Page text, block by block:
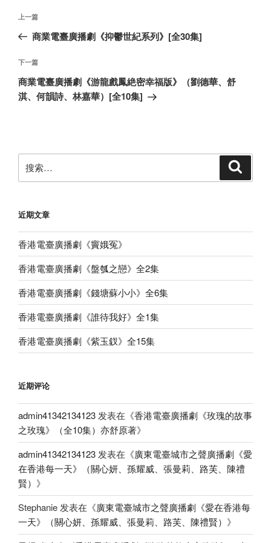
文
导
航
上
一
文
章
上一篇
商業電臺廣播劇《抑鬱世紀系列》[全30集]
下
一
篇
下一篇
商業電臺廣播劇《游龍戲鳳絶密幸福版》（劉德華、舒
淇、何韻詩、林嘉華）[全10集]
索：
近期文章
香港電臺廣播劇《竇娥冤》
香港電臺廣播劇《盤瓠之戀》全2集
香港電臺廣播劇《錢塘蘇小小》全6集
香港電臺廣播劇《誰待我好》全1集
香港電臺廣播劇《紫玉釵》全15集
近期评论
admin41342134123发表在《香港電臺廣播劇《玫瑰的故事
之玫瑰》（全10集）亦舒原著》
admin41342134123发表在《廣東電臺城市之聲廣播劇《愛
在香港每一天》（關心妍、孫耀威、張曼莉、路芙、陳禮
賢） 》
Stephanie发表在《廣東電臺城市之聲廣播劇《愛在香港每
一天》（關心妍、孫耀威、張曼莉、路芙、陳禮賢） 》